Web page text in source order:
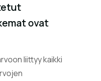
ovat
liittyy kaikki